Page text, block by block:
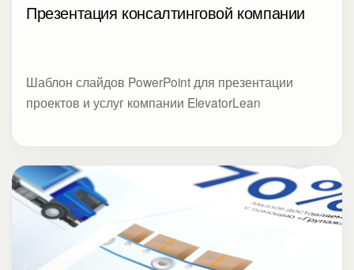
Презентация консалтинговой компании
Шаблон слайдов PowerPoint для презентации
проектов и услуг компании ElevatorLean